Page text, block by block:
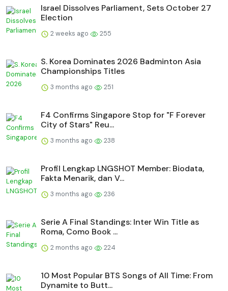
Israel Dissolves Parliament, Sets October 27
Election
2 weeks ago 255
S. Korea Dominates 2026 Badminton Asia
Championships Titles
3 months ago 251
F4 Confirms Singapore Stop for "F Forever
City of Stars" Reu...
3 months ago 238
Profil Lengkap LNGSHOT Member: Biodata,
Fakta Menarik, dan V...
3 months ago 236
Serie A Final Standings: Inter Win Title as
Roma, Como Book ...
2 months ago 224
10 Most Popular BTS Songs of All Time: From
Dynamite to Butt...